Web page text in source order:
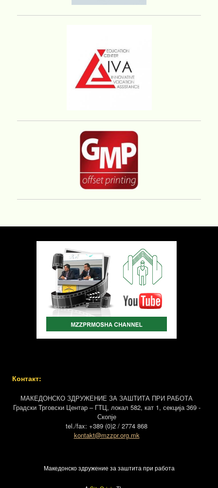
Контакт:
МАКЕДОНСКО ЗДРУЖЕНИЕ ЗА ЗАШТИТА ПРИ РАБОТА
Градски Трговски Центар – ГТЦ, локал 582, кат 1, секција 369 -
Скопје
tel./fax: +389 (0)2 / 2774 868
kontakt@mzzpr.org.mk
Македонско здружение за заштита при работа